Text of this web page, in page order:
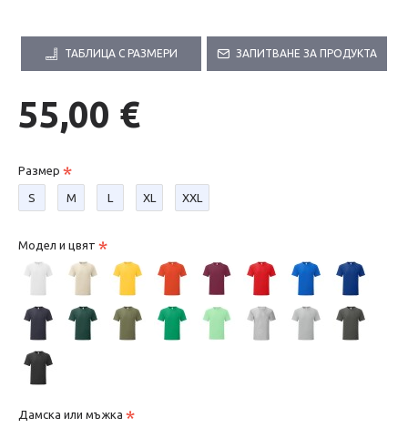
ТАБЛИЦА С РАЗМЕРИ ЗАПИТВАНЕ ЗА ПРОДУКТА
55,00 €
Размер
S М L XL XXL
Модел и цвят
Дамска или мъжка